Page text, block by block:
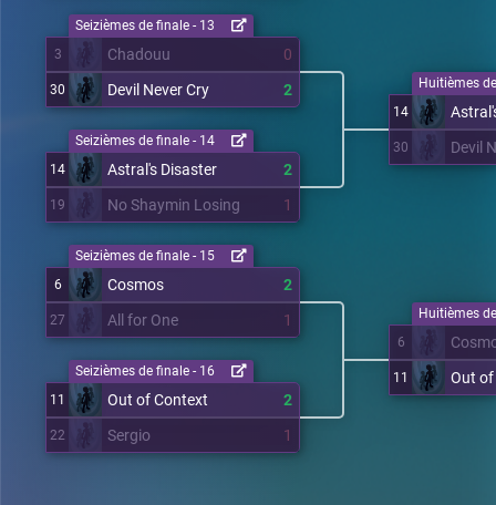
3 Chadouu 0
30 Devil Never Cry 2
Seizièmes de finale - 13
14 Astral's Disaster 2
19 No Shaymin Losing 1
Seizièmes de finale - 14
6 Cosmos 2
27 All for One 1
Seizièmes de finale - 15
11 Out of Context 2
22 Sergio 1
Seizièmes de finale - 16
14
30 Devil
Huitièmes
6
11 Out
Huitièmes